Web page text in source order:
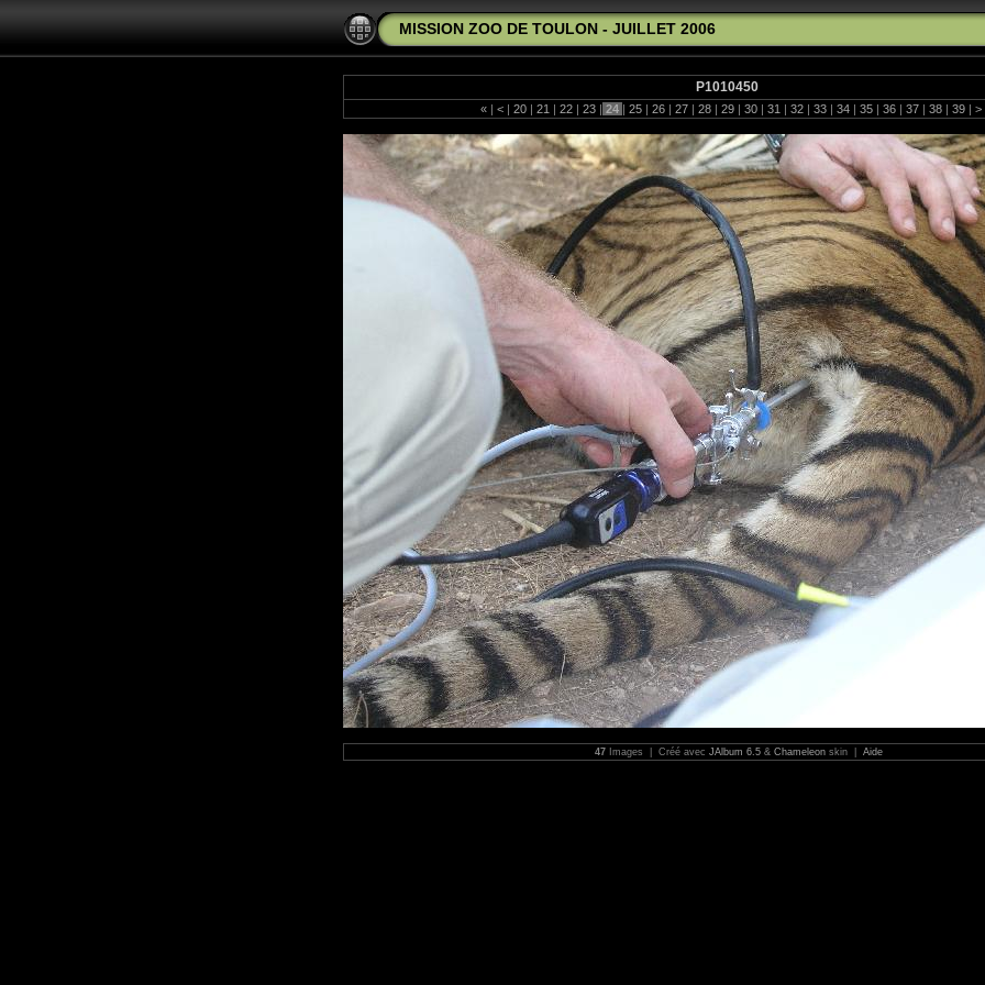
MISSION ZOO DE TOULON - JUILLET 2006
P1010450
« | < | 20 | 21 | 22 | 23 | 24 | 25 | 26 | 27 | 28 | 29 | 30 | 31 | 32 | 33 | 34 | 35 | 36 | 37 | 38 | 39 | >
47 Images | Créé avec JAlbum 6.5 & Chameleon skin | Aide